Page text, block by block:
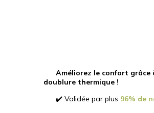
Améliorez le confort grâce
doublure thermique !
✔️ Validée par plus 96% de